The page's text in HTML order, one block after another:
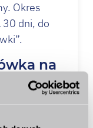
Okres
30 dni, do
na
a